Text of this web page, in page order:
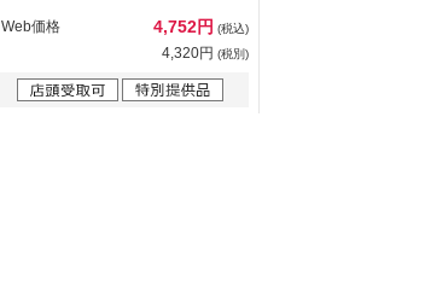
Web価格 4,752円 (税込)
4,320円 (税別)